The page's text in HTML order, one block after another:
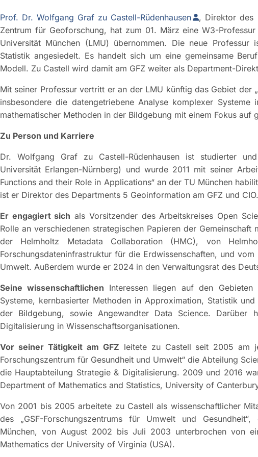
Prof. Dr. Wolfgang Graf zu Castell-Rüdenhausen
, Direktor des
Zentrum für Geoforschung, hat zum 01. März eine W3-
Universität München (LMU) übernommen. Die neue
Statistik angesiedelt. Es handelt sich um eine gemeinsame
Modell. Zu Castell wird damit am GFZ weiter als Department-
Mit seiner Professur vertritt er an der LMU künftig das Gebiet der
insbesondere die datengetriebene Analyse komplexer
mathematischer Methoden in der Bildgebung mit einem Fokus auf
Zu Person und Karriere
Dr. Wolfgang Graf zu Castell-Rüdenhausen ist studierter
Universität Erlangen-Nürnberg) und wurde 2011 mit seiner
Functions and their Role in Applications“ an der TU München
ist er Direktor des Departments 5 Geoinformation am GFZ und CIO.
Er engagiert sich als Vorsitzender des Arbeitskreises Open
Rolle an verschiedenen strategischen Papieren der
der Helmholtz Metadata Collaboration (HMC), von
Forschungsdateninfrastruktur für die Erdwissenschaften, und
Umwelt. Außerdem wurde er 2024 in den Verwaltungsrat des
Seine wissenschaftlichen Interessen liegen auf den
Systeme, kernbasierter Methoden in Approximation, Statistik
der Bildgebung, sowie Angewandter Data Science.
Digitalisierung in Wissenschaftsorganisationen.
Vor seiner Tätigkeit am GFZ leitete zu Castell seit 2005 am
Forschungszentrum für Gesundheit und Umwelt“ die Abteilung
die Hauptabteilung Strategie & Digitalisierung. 2009 und 2016
Department of Mathematics and Statistics, University of
Von 2001 bis 2005 arbeitete zu Castell als wissenschaftlicher
des „GSF-Forschungszentrums für Umwelt und
München, von August 2002 bis Juli 2003 unterbrochen von
Mathematics der University of Virginia (USA).